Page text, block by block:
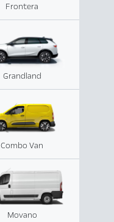
Frontera
Grandland
Combo Van
Movano